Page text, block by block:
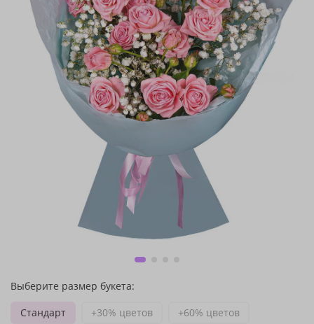
Выберите размер букета:
Стандарт
+30% цветов +60% цветов